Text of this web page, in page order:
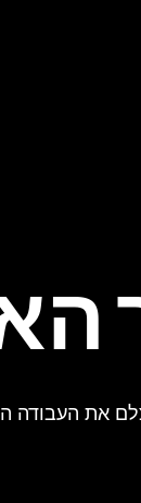
את העבודה